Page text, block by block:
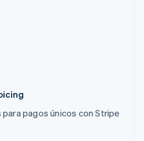
pagos únicos con Stripe